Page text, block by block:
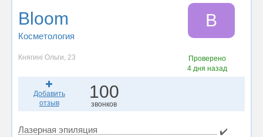
Bloom
Косметология
B
Княгині Ольги, 23
Проверено
4 дня назад
Добавить
отзыв
100
звонков
Лазерная эпиляция
✔️